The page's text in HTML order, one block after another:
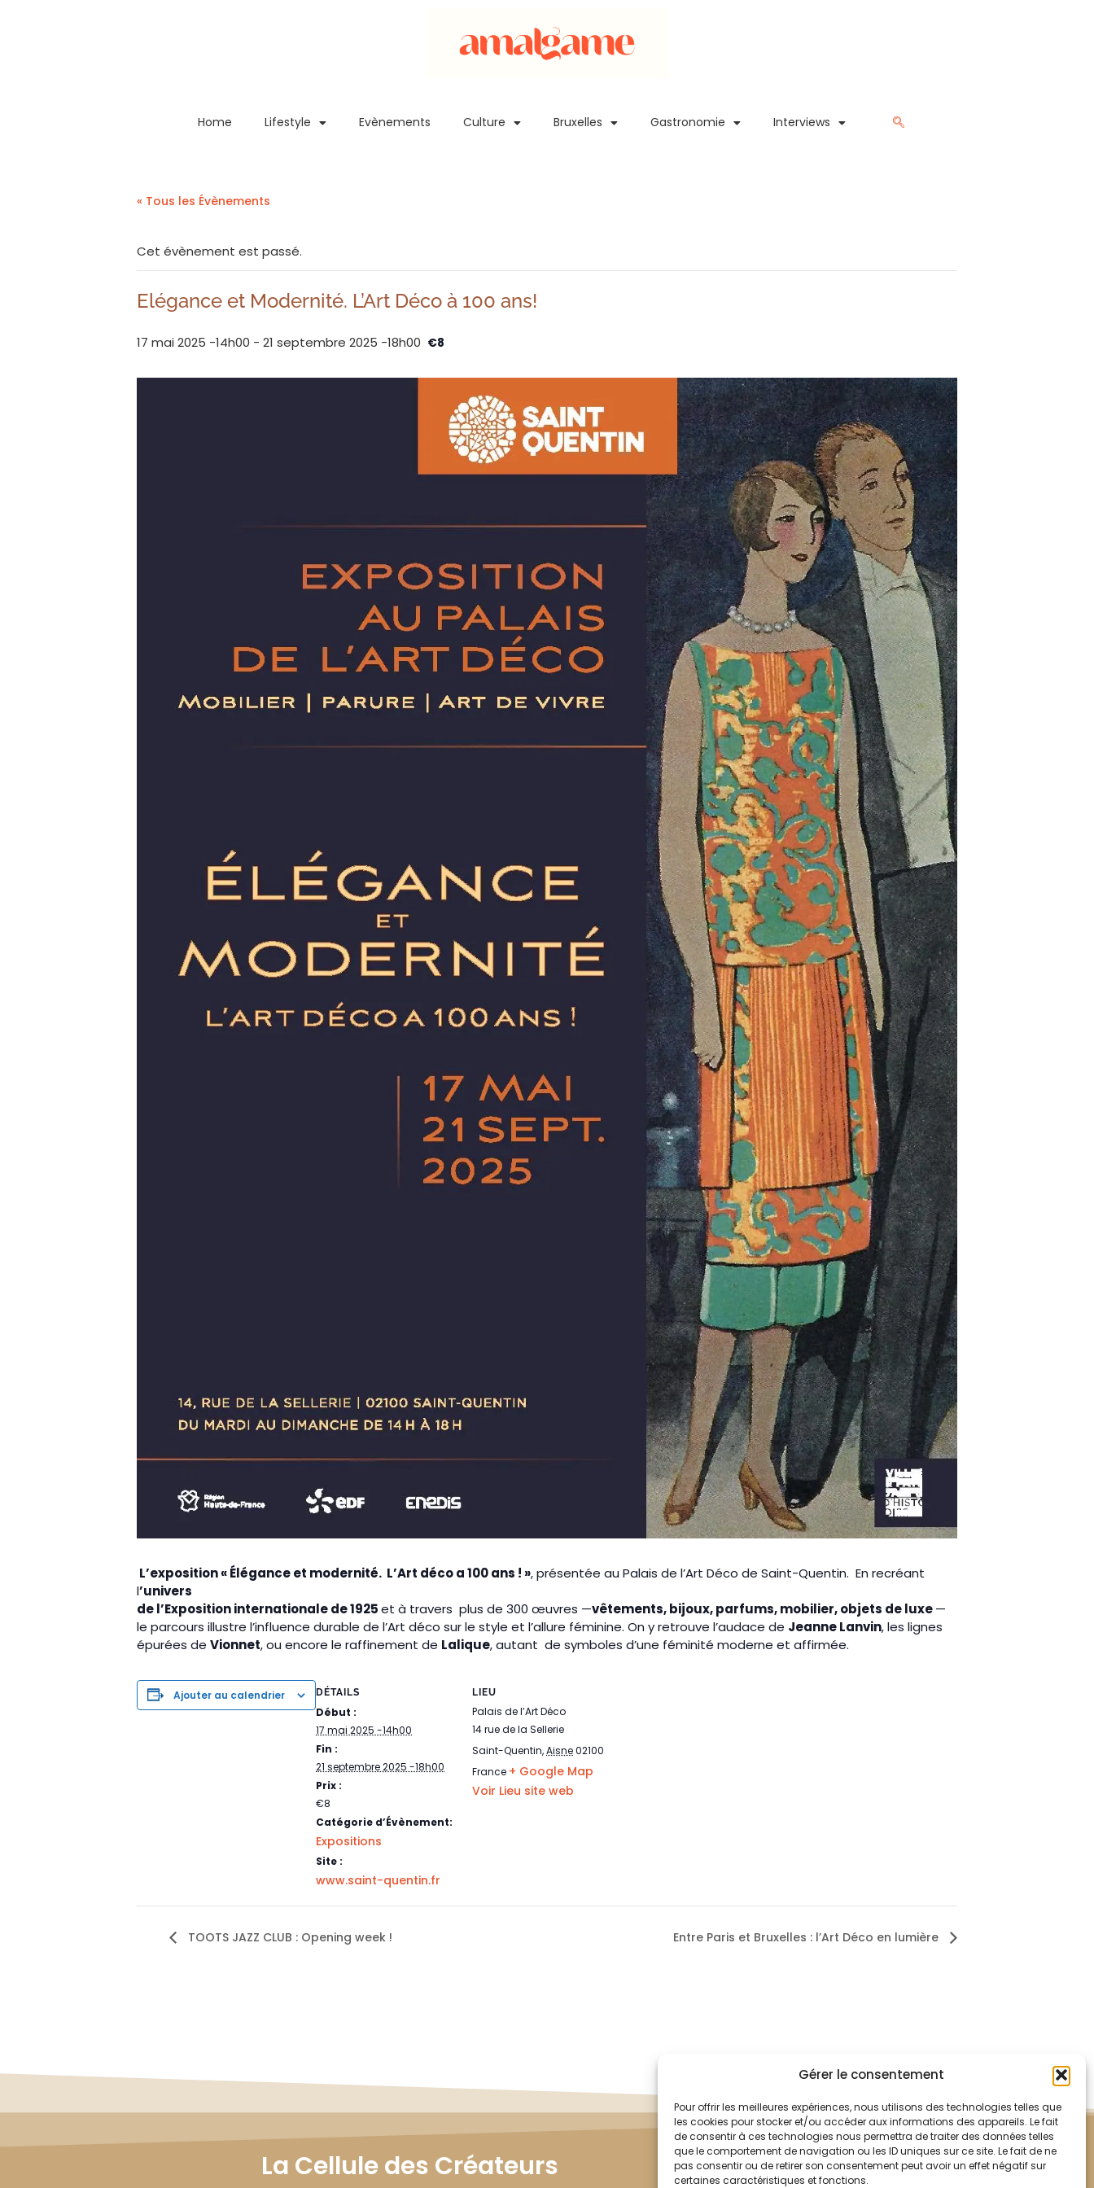
Gérer le consentement
Pour offrir les meilleures expériences, nous utilisons des technologies telles que
les cookies pour stocker et/ou accéder aux informations des appareils. Le fait
de consentir à ces technologies nous permettra de traiter des données telles
que le comportement de navigation ou les ID uniques sur ce site. Le fait de ne
pas consentir ou de retirer son consentement peut avoir un effet négatif sur
certaines caractéristiques et fonctions.
Home Lifestyle Evènements Culture Bruxelles Gastronomie Interviews
« Tous les Évènements
Cet évènement est passé.
Elégance et Modernité. L’Art Déco à 100 ans!
17 mai 2025 -14h00 - 21 septembre 2025 -18h00 €8
L’exposition « Élégance et modernité. L’Art déco a 100 ans ! », présentée au Palais de l’Art Déco de Saint-Quentin. En recréant
l’univers
de l’Exposition internationale de 1925et à travers plus de 300 œuvres —vêtements, bijoux, parfums, mobilier, objets de luxe—
le parcours illustre l’influence durable de l’Art déco sur le style et l’allure féminine. On y retrouve l’audace de Jeanne Lanvin, les lignes
épurées de Vionnet, ou encore le raffinement de Lalique, autant de symboles d’une féminité moderne et affirmée.
Ajouter au calendrier DÉTAILS
Début :
17 mai 2025 -14h00
Fin :
21 septembre 2025 -18h00
Prix :
€8
Catégorie d’Évènement:
Expositions
Site :
www.saint-quentin.fr
LIEU
Palais de l’Art Déco
14 rue de la Sellerie
Saint-Quentin,Aisne02100
France + Google Map
Voir Lieu site web
TOOTS JAZZ CLUB : Opening week ! Entre Paris et Bruxelles : l’Art Déco en lumière
La Cellule des Créateurs